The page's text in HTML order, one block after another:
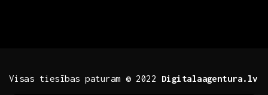
Visas tiesības paturam © 2022 Digitalaagentura.lv